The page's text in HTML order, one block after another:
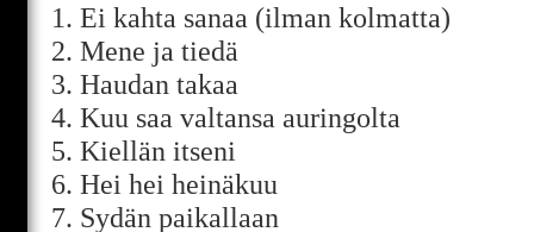
1. Ei kahta sanaa (ilman kolmatta)
2. Mene ja tiedä
3. Haudan takaa
4. Kuu saa valtansa auringolta
5. Kiellän itseni
6. Hei hei heinäkuu
7. Sydän paikallaan